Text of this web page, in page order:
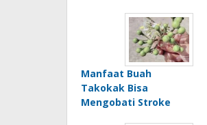
Manfaat Buah
Takokak Bisa
Mengobati Stroke